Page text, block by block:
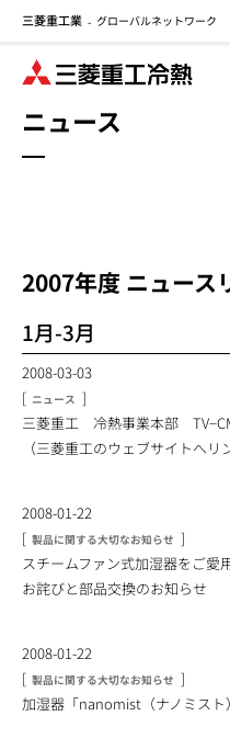
三菱重工業 - グローバルネットワーク
ニュース
2007年度 ニュース
1月-3月
2008-03-03
[ ニュース ]
三菱重工 冷熱事業本部
（三菱重工のウェブサイトへリ
2008-01-22
[ 製品に関する大切なお知らせ ]
スチームファン式加湿器をご愛
お詫びと部品交換のお知らせ
2008-01-22
[ 製品に関する大切なお知らせ ]
加湿器「nanomist（ナノミス